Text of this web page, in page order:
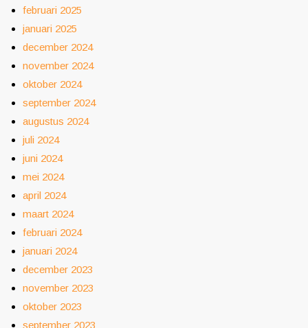
februari 2025
januari 2025
december 2024
november 2024
oktober 2024
september 2024
augustus 2024
juli 2024
juni 2024
mei 2024
april 2024
maart 2024
februari 2024
januari 2024
december 2023
november 2023
oktober 2023
september 2023